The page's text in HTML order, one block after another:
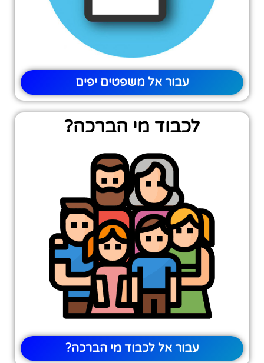
עבור אל משפטים יפים
לכבוד מי הברכה?
עבור אל לכבוד מי הברכה?